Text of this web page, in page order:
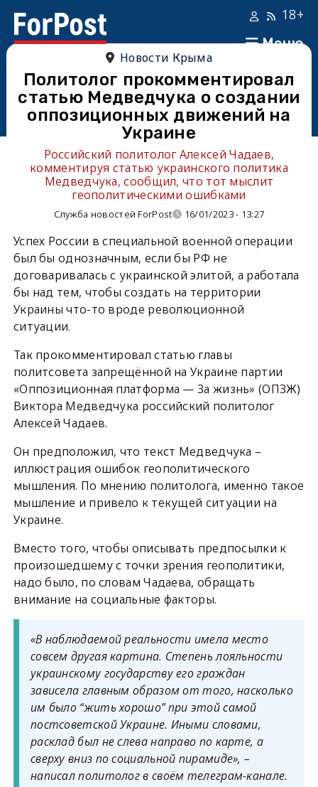
Меню
18+
Новости Крыма
Политолог прокомментировал
статью Медведчука о создании
оппозиционных движений на
Украине
Российский политолог Алексей Чадаев,
комментируя статью украинского политика
Медведчука, сообщил, что тот мыслит
геополитическими ошибками
Служба новостей ForPost 16/01/2023 - 13:27
Успех России в специальной военной операции
был бы однозначным, если бы РФ не
договаривалась с украинской элитой, а работала
бы над тем, чтобы создать на территории
Украины что-то вроде революционной
ситуации.
Так прокомментировал статью главы
политсовета запрещённой на Украине партии
«Оппозиционная платформа — За жизнь» (ОПЗЖ)
Виктора Медведчука российский политолог
Алексей Чадаев.
Он предположил, что текст Медведчука –
иллюстрация ошибок геополитического
мышления. По мнению политолога, именно такое
мышление и привело к текущей ситуации на
Украине.
Вместо того, чтобы описывать предпосылки к
произошедшему с точки зрения геополитики,
надо было, по словам Чадаева, обращать
внимание на социальные факторы.
«В наблюдаемой реальности имела место
совсем другая картина. Степень лояльности
украинскому государству его граждан
зависела главным образом от того, насколько
им было “жить хорошо” при этой самой
постсоветской Украине. Иными словами,
расклад был не слева направо по карте, а
сверху вниз по социальной пирамиде», –
написал политолог в своём телеграм-канале.